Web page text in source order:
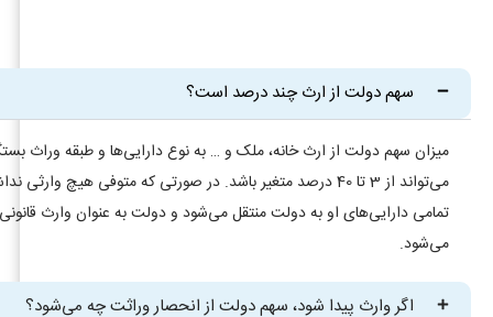
سهم دولت از ارث چند درصد است؟
میزان سهم دولت از ارث خانه، ملک و … به نوع دارایی‌ها و طبقه وراث
می‌تواند از 3 تا 40 درصد متغیر باشد. در صورتی که متوفی هیچ وارثی
تمامی دارایی‌های او به دولت منتقل می‌شود و دولت به عنوان وارث
می‌شود.
اگر وارث پیدا شود، سهم دولت از انحصار وراثت چه می‌شود؟